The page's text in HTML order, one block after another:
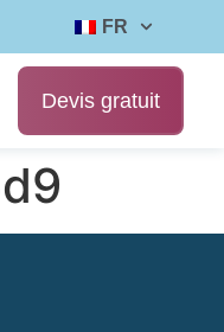
FR
Devis gratuit